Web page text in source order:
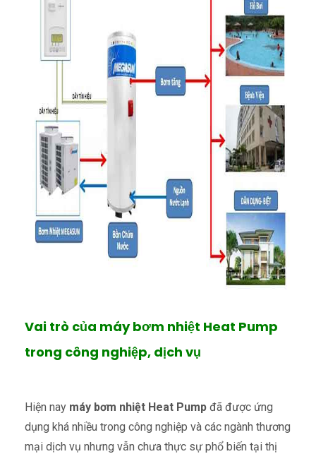
Vai trò của máy bơm nhiệt Heat Pump
trong công nghiệp, dịch vụ
Hiện nay máy bơm nhiệt Heat Pump đã được ứng
dụng khá nhiều trong công nghiệp và các ngành thương
mại dịch vụ nhưng vẫn chưa thực sự phổ biến tại thị